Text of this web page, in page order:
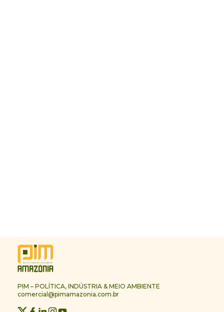
PIM – POLÍTICA, INDÚSTRIA & MEIO AMBIENTE
comercial@pimamazonia.com.br